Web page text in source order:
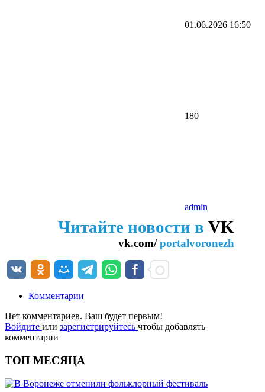
01.06.2026 16:50
180
admin
Читайте новости в VK
vk.com/portalvoronezh
Комментарии
Нет комментариев. Ваш будет первым!
Войдите или зарегистрируйтесь чтобы добавлять
комментарии
ТОП МЕСЯЦА